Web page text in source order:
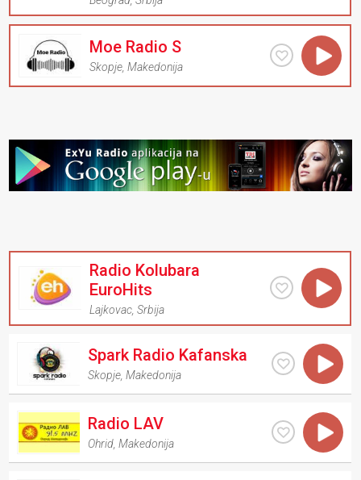
Moe Radio S
Skopje ,Makedonija
Radio Kolubara
EuroHits
Lajkovac ,Srbija
Spark Radio Kafanska
Skopje ,Makedonija
Radio LAV
Ohrid ,Makedonija